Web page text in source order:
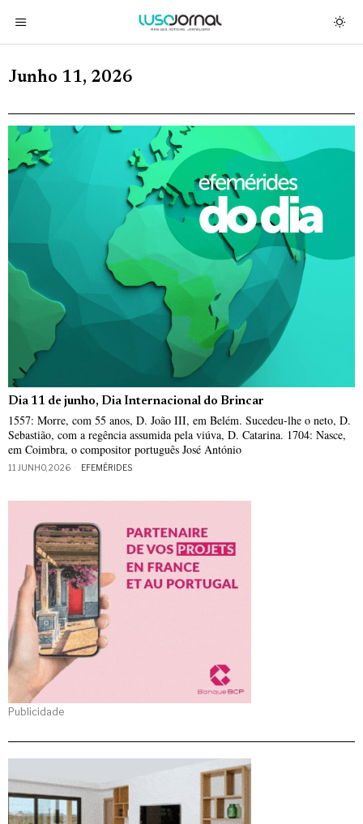
Junho 11, 2026
Dia 11 de junho, Dia Internacional do Brincar
1557: Morre, com 55 anos, D. João III, em Belém. Sucedeu-lhe o neto, D.
Sebastião, com a regência assumida pela viúva, D. Catarina. 1704: Nasce,
em Coimbra, o compositor português José António
11 JUNHO, 2026 EFEMÉRIDES
Publicidade